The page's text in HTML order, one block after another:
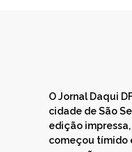
O Jornal Daqui
cidade de São
edição
começou tímido